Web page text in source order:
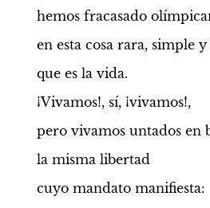
hemos fracasado
en esta cosa rara, simple
que es la vida.
¡Vivamos!, sí, ¡vivamos!,
pero vivamos untados en
la misma libertad
cuyo mandato manifiesta: